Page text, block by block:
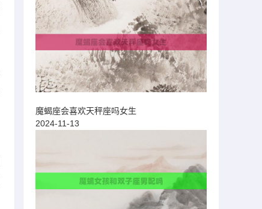
魔蝎座会喜欢天秤座吗女生
2024-11-13